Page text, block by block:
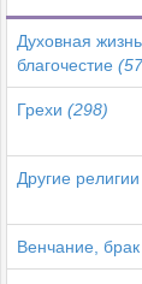
Духовная
благочестие
Грехи (298)
Другие религии
Венчание, брак